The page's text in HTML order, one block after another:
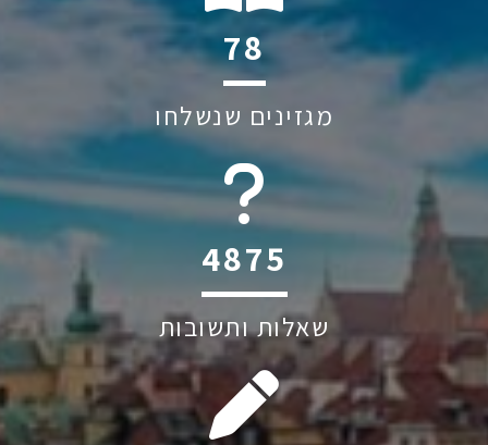
100
מגזינים שנשלחו
6045
שאלות ותשובות